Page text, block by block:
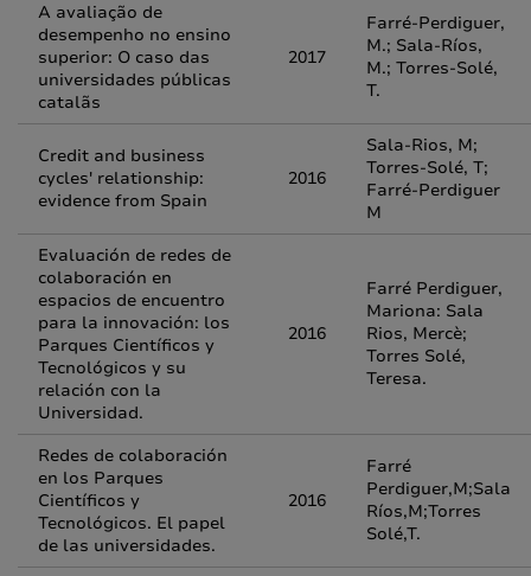
A avaliação de
desempenho no ensino
superior: O caso das
universidades públicas
catalãs
2017
Farré-Perdiguer,
M.; Sala-Ríos,
M.; Torres-Solé,
T.
Credit and business
cycles' relationship:
evidence from Spain
2016
Sala-Rios, M;
Torres-Solé, T;
Farré-Perdiguer
M
Evaluación de redes de
colaboración en
espacios de encuentro
para la innovación: los
Parques Científicos y
Tecnológicos y su
relación con la
Universidad.
2016
Farré Perdiguer,
Mariona: Sala
Rios, Mercè;
Torres Solé,
Teresa.
Redes de colaboración
en los Parques
Científicos y
Tecnológicos. El papel
de las universidades.
2016
Farré
Perdiguer,M;Sala
Ríos,M;Torres
Solé,T.